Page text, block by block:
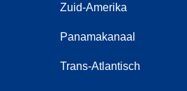
Zuid-Amerika
Panamakanaal
Trans-Atlantisch